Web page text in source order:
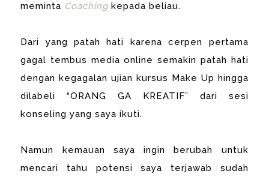
meminta Coaching kepada beliau.
Dari yang patah hati karena cerpen pertama
gagal tembus media online semakin patah hati
dengan kegagalan ujian kursus Make Up hingga
dilabeli “ORANG GA KREATIF” dari sesi
konseling yang saya ikuti.
Namun kemauan saya ingin berubah untuk
mencari tahu potensi saya terjawab sudah